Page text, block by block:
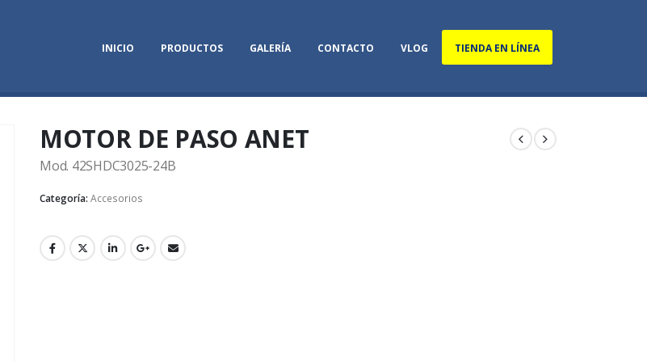
INICIO PRODUCTOS GALERÍA CONTACTO VLOG TIENDA EN LÍNEA
MOTOR DE PASO ANET
Mod. 42SHDC3025-24B
Categoría: Accesorios